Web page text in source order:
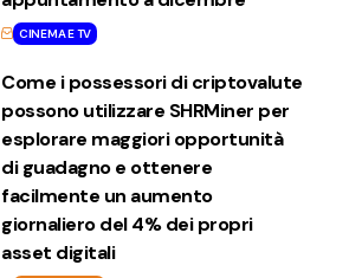
CINEMA E TV
Come i possessori di criptovalute
possono utilizzare SHRMiner per
esplorare maggiori opportunità
di guadagno e ottenere
facilmente un aumento
giornaliero del 4% dei propri
asset digitali